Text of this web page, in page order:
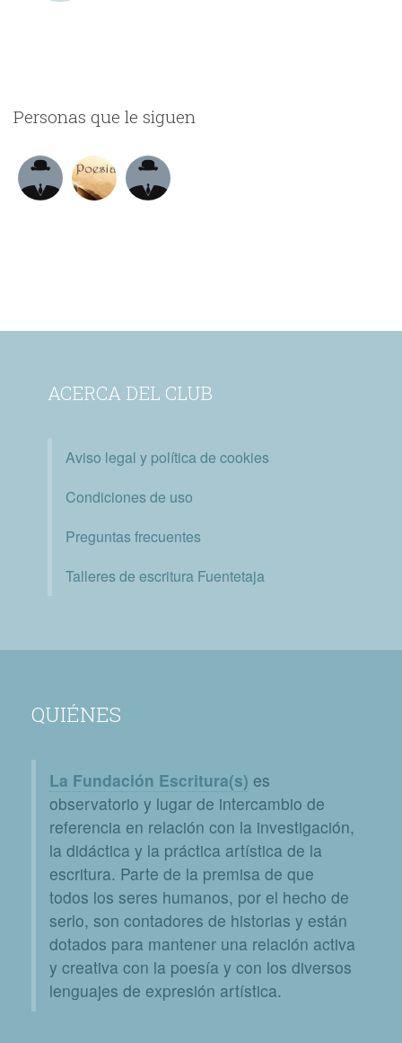
Personas que le siguen
ACERCA DEL CLUB
Aviso legal y política de cookies
Condiciones de uso
Preguntas frecuentes
Talleres de escritura Fuentetaja
QUIÉNES
La Fundación Escritura(s) es
observatorio y lugar de intercambio de
referencia en relación con la investigación,
la didáctica y la práctica artística de la
escritura. Parte de la premisa de que
todos los seres humanos, por el hecho de
serlo, son contadores de historias y están
dotados para mantener una relación activa
y creativa con la poesía y con los diversos
lenguajes de expresión artística.